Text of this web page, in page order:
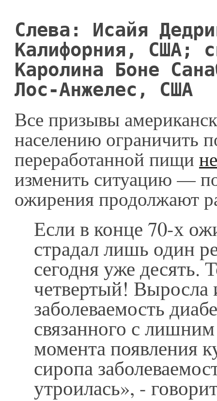
Слева: Исайя
Калифорния, США;
Каролина Боне
Лос-Анжелес, США
Все призывы
населению ограничить
переработанной пищи
изменить ситуацию —
ожирения продолжают
Если в конце 70-х
страдал лишь один
сегодня уже десять.
четвертый! Выросла
заболеваемость
связанного с
момента появления
сиропа
утроилась», -